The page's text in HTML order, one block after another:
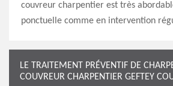
couvreur charpentier est très
ponctuelle comme en intervention
LE TRAITEMENT PRÉVENTIF DE
COUVREUR CHARPENTIER GEFTEY